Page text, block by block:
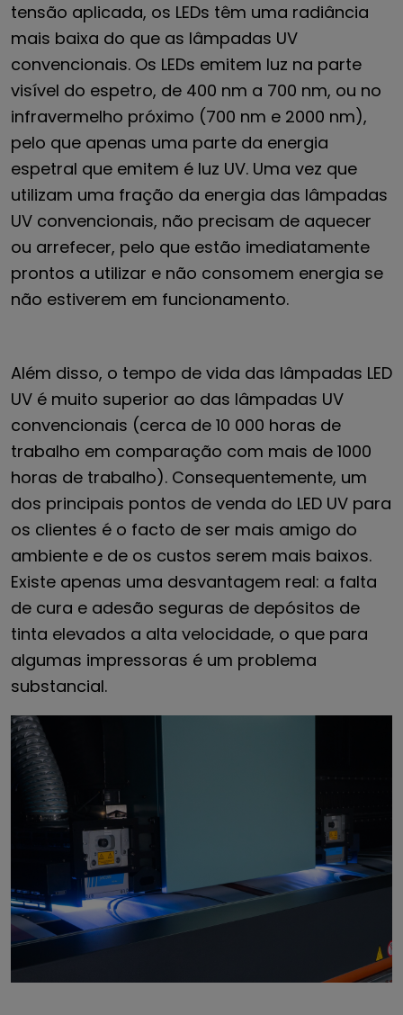
tensão aplicada, os LEDs têm uma radiância
mais baixa do que as lâmpadas UV
convencionais. Os LEDs emitem luz na parte
visível do espetro, de 400 nm a 700 nm, ou no
infravermelho próximo (700 nm e 2000 nm),
pelo que apenas uma parte da energia
espetral que emitem é luz UV. Uma vez que
utilizam uma fração da energia das lâmpadas
UV convencionais, não precisam de aquecer
ou arrefecer, pelo que estão imediatamente
prontos a utilizar e não consomem energia se
não estiverem em funcionamento.
Além disso, o tempo de vida das lâmpadas LED
UV é muito superior ao das lâmpadas UV
convencionais (cerca de 10 000 horas de
trabalho em comparação com mais de 1000
horas de trabalho). Consequentemente, um
dos principais pontos de venda do LED UV para
os clientes é o facto de ser mais amigo do
ambiente e de os custos serem mais baixos.
Existe apenas uma desvantagem real: a falta
de cura e adesão seguras de depósitos de
tinta elevados a alta velocidade, o que para
algumas impressoras é um problema
substancial.